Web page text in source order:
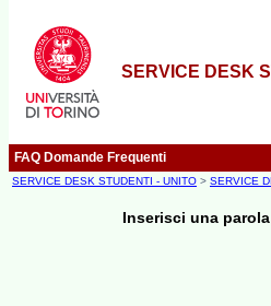
SERVICE DESK
FAQ Domande Frequenti
SERVICE DESK STUDENTI - UNITO > SERVICE
Inserisci una